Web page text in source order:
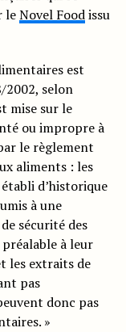
leNovel Foodissu
est
2002, selon
mise sur le
ou impropre à
le règlement
aliments : les
d’historique
à une
sécurité des
à leur
les extraits de
pas
donc pas
»